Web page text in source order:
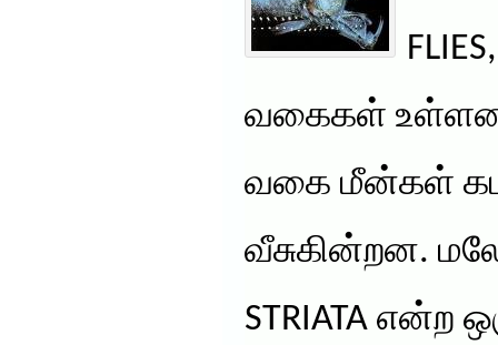
வகைகள்
வகை மீன்கள்
வீசுகின்றன.
STRIATA